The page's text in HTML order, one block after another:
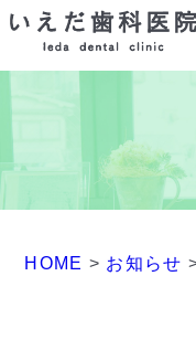
HOME > お知らせ